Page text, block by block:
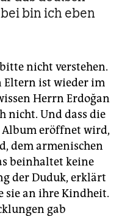
bin ich eben
nicht verstehen.
Eltern ist wieder im
Herrn Erdoğan
nicht. Und dass die
eröffnet wird,
dem armenischen
beinhaltet keine
der Duduk, erklärt
sie an ihre Kindheit.
gab